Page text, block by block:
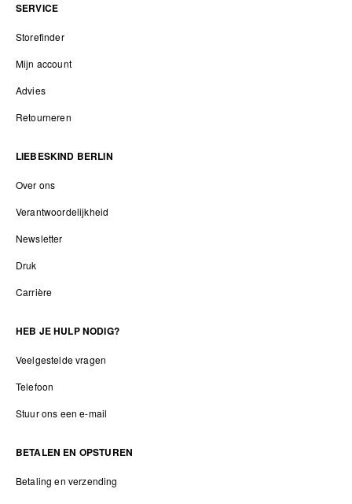
SERVICE
Storefinder
Mijn account
Advies
Retourneren
LIEBESKIND BERLIN
Over ons
Verantwoordelijkheid
Newsletter
Druk
Carrière
HEB JE HULP NODIG?
Veelgestelde vragen
Telefoon
Stuur ons een e-mail
BETALEN EN OPSTUREN
Betaling en verzending